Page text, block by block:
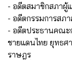
- อดีตสมาชิกสภาผู้
- อดีตกรรมการสภ
- อดีตประธานคณะ
ชายแดนไทย ยุทธศ
ราษฎร